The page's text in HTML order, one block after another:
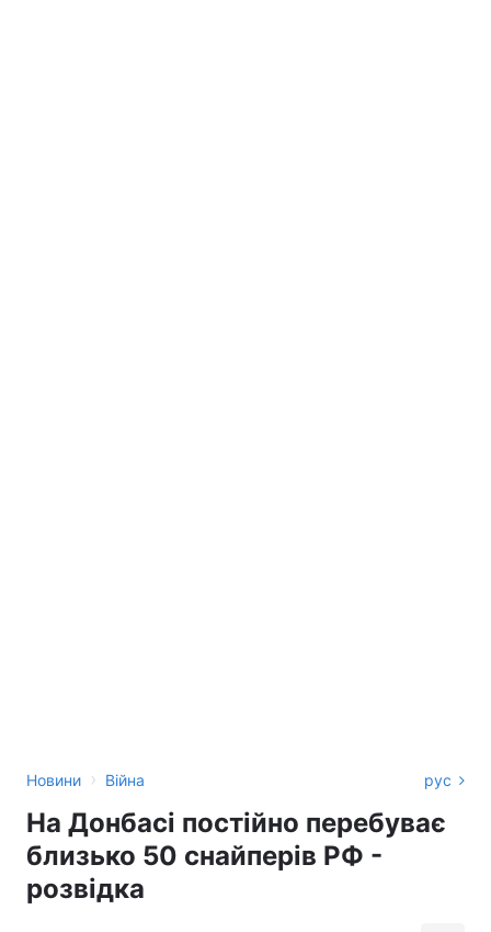
Новини › Війна рус
На Донбасі постійно перебуває
близько 50 снайперів РФ -
розвідка